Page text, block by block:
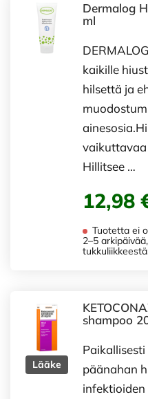
Dermalog
ml
kaikille
hilsettä ja
Hillitsee …
12,98
Tuotetta ei
2–5
Lääke
shampoo
päänahan
infektioiden